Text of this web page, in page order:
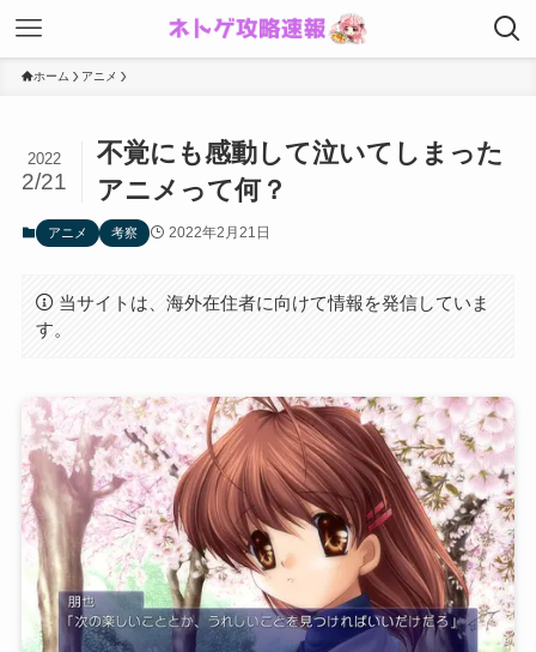
ホーム アニメ
不覚にも感動して泣いてしまった
アニメって何？
2022
2/21
アニメ 考察 2022年2月21日
当サイトは、海外在住者に向けて情報を発信していま
す。